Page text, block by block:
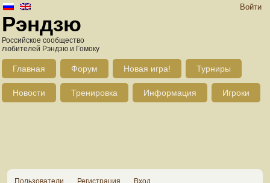
Войти
Рэндзю
Российское сообщество
любителей Рэндзю и Гомоку
Главная Форум Новая игра! Турниры
Новости Тренировка Информация Игроки
Пользователи Регистрация Вход